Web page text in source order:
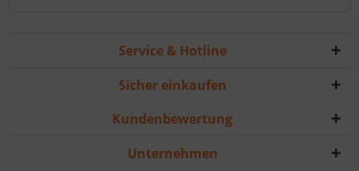
Service & Hotline
Sicher einkaufen
Kundenbewertung
Unternehmen